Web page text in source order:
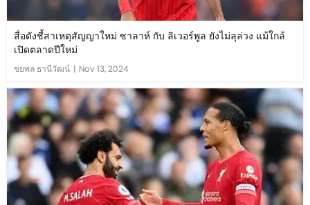
สื่อดังชี้สาเหตุสัญญาใหม่ ซาลาห์ กับ ลิเวอร์พูล ยังไม่ลุล่วง แม้ใกล้
เปิดตลาดปีใหม่
ชยพล ธานีวัฒน์ | Nov 13, 2024